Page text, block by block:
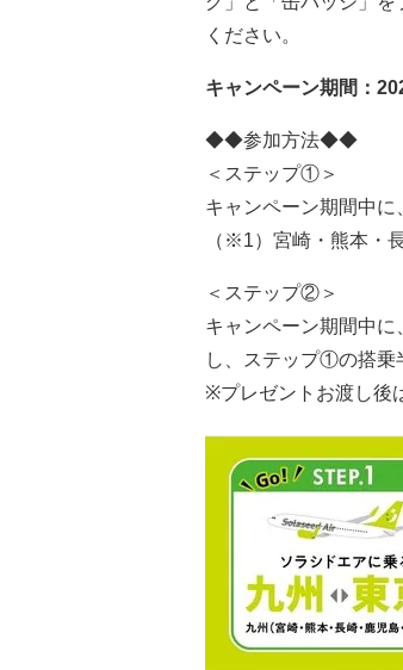
ください。
キャンペーン期間：
◆◆参加方法◆◆
＜ステップ①＞
キャンペーン期間中
（※1）宮崎・熊本・
＜ステップ②＞
キャンペーン期間中
し、ステップ①の搭乗
※プレゼントお渡し後